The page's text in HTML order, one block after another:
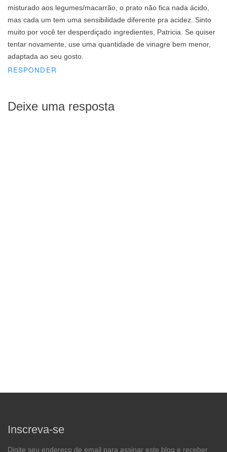
misturado aos legumes/macarrão, o prato não fica nada ácido,
mas cada um tem uma sensibilidade diferente pra acidez. Sinto
muito por você ter desperdiçado ingredientes, Patricia. Se quiser
tentar novamente, use uma quantidade de vinagre bem menor,
adaptada ao seu gosto.
RESPONDER
Deixe uma resposta
Inscreva-se
Digite seu endereço de email para assinar este blog e receber